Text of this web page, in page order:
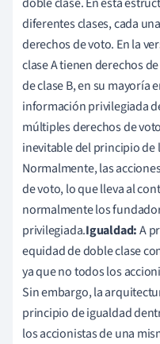
diferentes clases, cada
derechos de voto. En la
clase A tienen derechos
de clase B, en su mayoría
información privilegiada
múltiples derechos de
inevitable del principio de
Normalmente, las
de voto, lo que lleva al
normalmente los
privilegiada.Igualdad:A
equidad de doble clase
ya que no todos los
Sin embargo, la
principio de igualdad
los accionistas de una